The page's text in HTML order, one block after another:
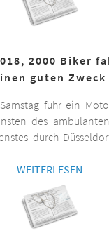
2000 Biker
guten Zweck
fuhr ein
des
durch
WEITERLESEN